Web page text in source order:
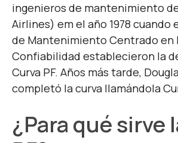
ingenieros de mantenimiento
Airlines) em el año 1978 cuando
de Mantenimiento Centrado en
Confiabilidad establecieron la
Curva PF. Años más tarde,
completó la curva llamándola
¿Para qué sirve